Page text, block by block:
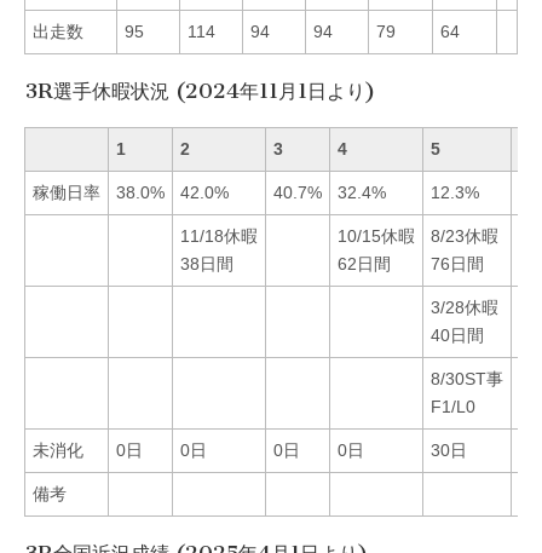
出走数 95 114 94 94 79 64
3R選手休暇状況 (2024年11月1日より)
1 2 3 4 5
稼働日率 38.0% 42.0% 40.7% 32.4% 12.3%
11/18休暇
38日間
10/15休暇
62日間
8/23休暇
76日間
3/28休暇
40日間
8/30ST事
F1/L0
未消化 0日 0日 0日 0日 30日
備考